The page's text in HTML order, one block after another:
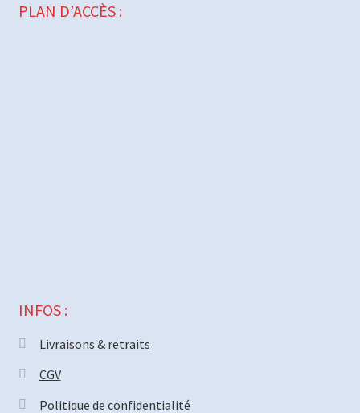
PLAN D’ACCÈS :
INFOS :
Livraisons & retraits
CGV
Politique de confidentialité